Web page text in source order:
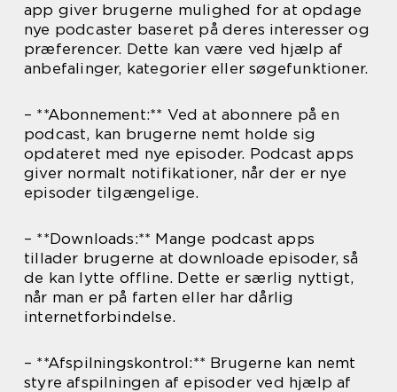
app giver brugerne mulighed for at opdage
nye podcaster baseret på deres interesser og
præferencer. Dette kan være ved hjælp af
anbefalinger, kategorier eller søgefunktioner.
– **Abonnement:** Ved at abonnere på en
podcast, kan brugerne nemt holde sig
opdateret med nye episoder. Podcast apps
giver normalt notifikationer, når der er nye
episoder tilgængelige.
– **Downloads:** Mange podcast apps
tillader brugerne at downloade episoder, så
de kan lytte offline. Dette er særlig nyttigt,
når man er på farten eller har dårlig
internetforbindelse.
– **Afspilningskontrol:** Brugerne kan nemt
styre afspilningen af episoder ved hjælp af